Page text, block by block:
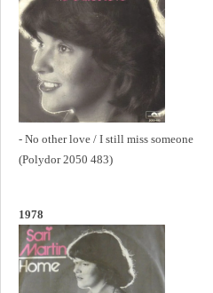
- No other love / I still miss someone
(Polydor 2050 483)
1978